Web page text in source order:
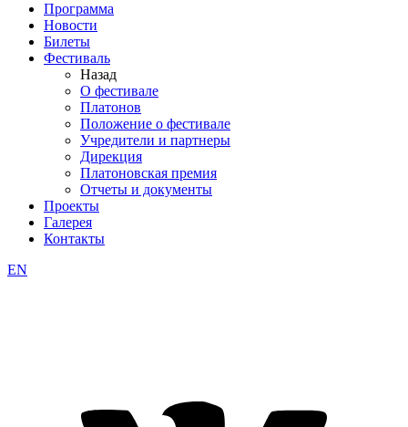
Программа
Новости
Билеты
Фестиваль
Назад
О фестивале
Платонов
Положение о фестивале
Учредители и партнеры
Дирекция
Платоновская премия
Отчеты и документы
Проекты
Галерея
Контакты
EN